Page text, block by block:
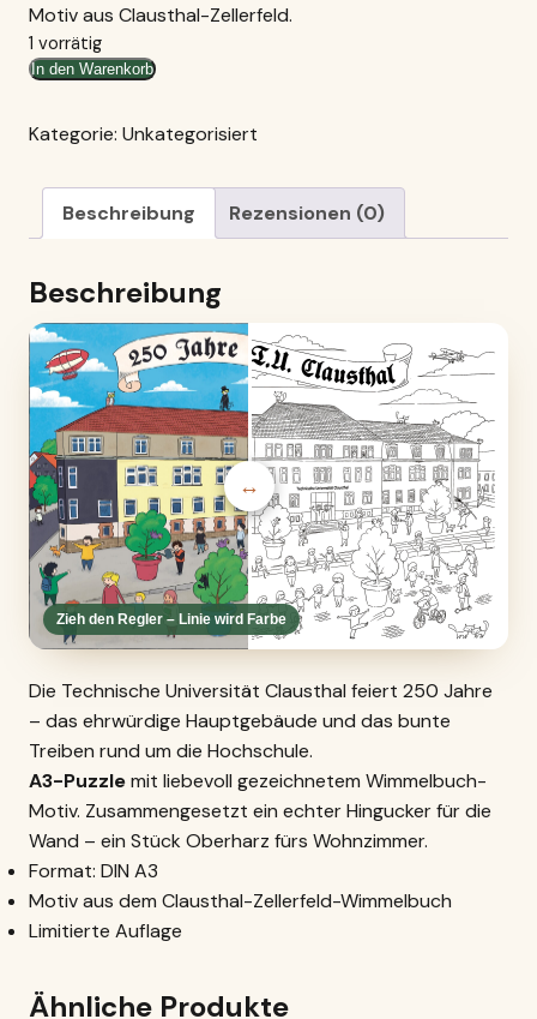
Motiv aus Clausthal-Zellerfeld.
1 vorrätig
250
Technische
Clausthal
Menge
In den Warenkorb
Kategorie: Unkategorisiert
Beschreibung Rezensionen (0)
Beschreibung
↔
Zieh den Regler – Linie wird Farbe
Die Technische Universität Clausthal feiert 250 Jahre
– das ehrwürdige Hauptgebäude und das bunte
Treiben rund um die Hochschule.
A3-Puzzlemit liebevoll gezeichnetem Wimmelbuch-
Motiv. Zusammengesetzt ein echter Hingucker für die
Wand – ein Stück Oberharz fürs Wohnzimmer.
Format: DIN A3
Motiv aus dem Clausthal-Zellerfeld-Wimmelbuch
Limitierte Auflage
Ähnliche Produkte